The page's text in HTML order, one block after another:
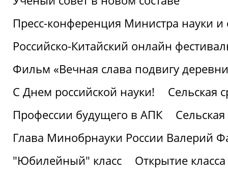
Пресс-конференция Министра науки
Российско-Китайский онлайн
Фильм «Вечная слава подвигу
С Днем российской науки!
Сельская
Профессии будущего в АПК
Глава Минобрнауки России Валерий
"Юбилейный" класс
Открытие